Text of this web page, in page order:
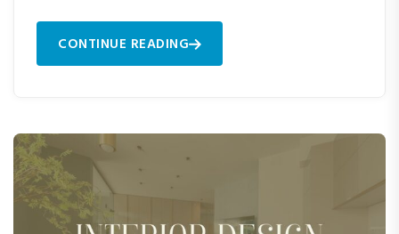
CONTINUE READING